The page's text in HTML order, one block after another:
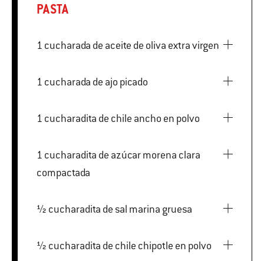
PASTA
1 cucharada de aceite de oliva extra virgen
1 cucharada de ajo picado
1 cucharadita de chile ancho en polvo
1 cucharadita de azúcar morena clara
compactada
½ cucharadita de sal marina gruesa
½ cucharadita de chile chipotle en polvo